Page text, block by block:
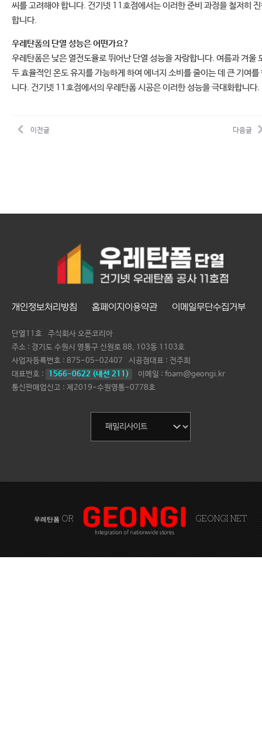
씨를 고려해야 합니다. 건기넷 11호점에서는 이러한 준비 과정을 철저히
합니다.
우레탄폼의 단열 성능은 어떤가요?
우레탄폼은 낮은 열전도율로 뛰어난 단열 성능을 자랑합니다. 여름과 겨울
두 효율적인 온도 유지를 가능하게 하여 에너지 소비를 줄이는 데 큰 기여를
니다. 건기넷 11호점에서의 우레탄폼 시공은 이러한 성능을 극대화합니다.
이전글 다음글
개인정보처리방침 홈페이지이용약관 이메일무단수집거부
단열11호
주식회사 오픈코리아
주소 : 경기도 수원시 영통구 신원로 88, 103동 1103호
사업자등록번호 : 875-05-02407 시공점대표 : 전주희
대표번호 :
1566-0622 (내선 211)
이메일 : foam@geongi.kr
통신판매업신고 : 제2019-수원영통-0778호
우레탄폼 OR GEONGI NET